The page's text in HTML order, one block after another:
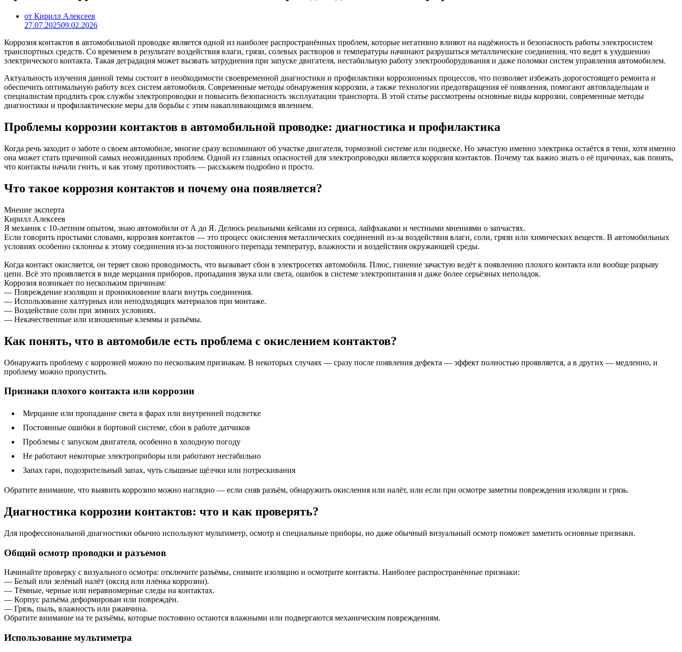
от Кирилл Алексеев
27.07.202509.02.2026
Коррозия контактов в автомобильной проводке является одной из наиболее распространённых проблем, которые негативно влияют на надёжность и безопасность работы электросистем
транспортных средств. Со временем в результате воздействия влаги, грязи, солевых растворов и температуры начинают разрушаться металлические соединения, что ведет к ухудшению
электрического контакта. Такая деградация может вызвать затруднения при запуске двигателя, нестабильную работу электрооборудования и даже поломки систем управления автомобилем.
Актуальность изучения данной темы состоит в необходимости своевременной диагностики и профилактики коррозионных процессов, что позволяет избежать дорогостоящего ремонта и
обеспечить оптимальную работу всех систем автомобиля. Современные методы обнаружения коррозии, а также технологии предотвращения её появления, помогают автовладельцам и
специалистам продлить срок службы электропроводки и повысить безопасность эксплуатации транспорта. В этой статье рассмотрены основные виды коррозии, современные методы
диагностики и профилактические меры для борьбы с этим накапливающимся явлением.
Проблемы коррозии контактов в автомобильной проводке: диагностика и профилактика
Когда речь заходит о заботе о своем автомобиле, многие сразу вспоминают об участке двигателя, тормозной системе или подвеске. Но зачастую именно электрика остаётся в тени, хотя именно
она может стать причиной самых неожиданных проблем. Одной из главных опасностей для электропроводки является коррозия контактов. Почему так важно знать о её причинах, как понять,
что контакты начали гнить, и как этому противостоять — расскажем подробно и просто.
Что такое коррозия контактов и почему она появляется?
Мнение эксперта
Кирилл Алексеев
Я механик с 10-летним опытом, знаю автомобили от А до Я. Делюсь реальными кейсами из сервиса, лайфхаками и честными мнениями о запчастях.
Если говорить простыми словами, коррозия контактов — это процесс окисления металлических соединений из-за воздействия влаги, соли, грязи или химических веществ. В автомобильных
условиях особенно склонны к этому соединения из-за постоянного перепада температур, влажности и воздействия окружающей среды.
Когда контакт окисляется, он теряет свою проводимость, что вызывает сбои в электросетях автомобиля. Плюс, гниение зачастую ведёт к появлению плохого контакта или вообще разрыву
цепи. Всё это проявляется в виде мерцания приборов, пропадания звука или света, ошибок в системе электропитания и даже более серьёзных неполадок.
Коррозия возникает по нескольким причинам:
— Повреждение изоляции и проникновение влаги внутрь соединения.
— Использование халтурных или неподходящих материалов при монтаже.
— Воздействие соли при зимних условиях.
— Некачественные или изношенные клеммы и разъёмы.
Как понять, что в автомобиле есть проблема с окислением контактов?
Обнаружить проблему с коррозией можно по нескольким признакам. В некоторых случаях — сразу после появления дефекта — эффект полностью проявляется, а в других — медленно, и
проблему можно пропустить.
Признаки плохого контакта или коррозии
Мерцание или пропадание света в фарах или внутренней подсветке
Постоянные ошибки в бортовой системе, сбои в работе датчиков
Проблемы с запуском двигателя, особенно в холодную погоду
Не работают некоторые электроприборы или работают нестабильно
Запах гари, подозрительный запах, чуть слышные щёлчки или потрескивания
Обратите внимание, что выявить коррозию можно наглядно — если сняв разъём, обнаружить окисления или налёт, или если при осмотре заметны повреждения изоляции и грязь.
Диагностика коррозии контактов: что и как проверять?
Для профессиональной диагностики обычно используют мультиметр, осмотр и специальные приборы, но даже обычный визуальный осмотр поможет заметить основные признаки.
Общий осмотр проводки и разъемов
Начинайте проверку с визуального осмотра: отключите разъёмы, снимите изоляцию и осмотрите контакты. Наиболее распространённые признаки:
— Белый или зелёный налёт (оксид или плёнка коррозии).
— Тёмные, черные или неравномерные следы на контактах.
— Корпус разъёма деформирован или повреждён.
— Грязь, пыль, влажность или ржавчина.
Обратите внимание на те разъёмы, которые постоянно остаются влажными или подвергаются механическим повреждениям.
Использование мультиметра